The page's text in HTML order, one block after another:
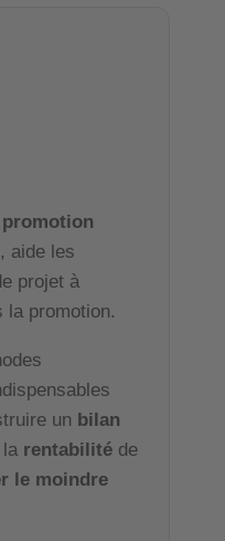
, aide les
projet à
la promotion.
un bilan
rentabilité de
le moindre